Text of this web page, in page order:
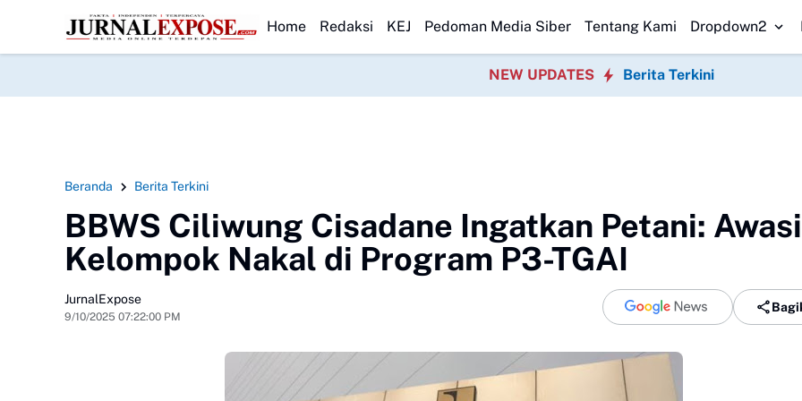
HEADLINE
HUT Kemerdekaan, SMA Negeri 1 Cisarua Siapkan Beragam Kegiatan untuk Siswa King Naga Desak Polda Banten Transparan Usut
Home Redaksi KEJ Pedoman Media Siber Tentang Kami Dropdown2
NEW UPDATES Berita Terkini
Beranda Berita Terkini
BBWS Ciliwung Cisadane Ingatkan Petani: Awasi
Kelompok Nakal di Program P3-TGAI
JurnalExpose
9/10/2025 07:22:00 PM